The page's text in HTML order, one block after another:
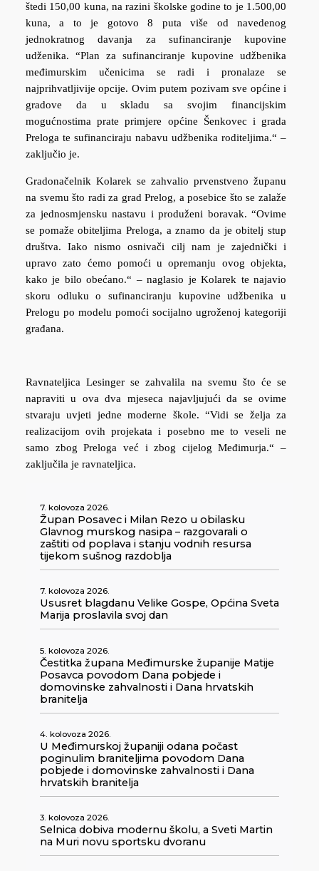
štedi 150,00 kuna, na razini školske godine to je 1.500,00
kuna, a to je gotovo 8 puta više od navedenog
jednokratnog davanja za sufinanciranje kupovine
udženika. “Plan za sufinanciranje kupovine udžbenika
međimurskim učenicima se radi i pronalaze se
najprihvatljivije opcije. Ovim putem pozivam sve općine i
gradove da u skladu sa svojim financijskim
mogućnostima prate primjere općine Šenkovec i grada
Preloga te sufinanciraju nabavu udžbenika roditeljima.“ –
zaključio je.
Gradonačelnik Kolarek se zahvalio prvenstveno županu
na svemu što radi za grad Prelog, a posebice što se zalaže
za jednosmjensku nastavu i produženi boravak. “Ovime
se pomaže obiteljima Preloga, a znamo da je obitelj stup
društva. Iako nismo osnivači cilj nam je zajednički i
upravo zato ćemo pomoći u opremanju ovog objekta,
kako je bilo obećano.“ – naglasio je Kolarek te najavio
skoru odluku o sufinanciranju kupovine udžbenika u
Prelogu po modelu pomoći socijalno ugroženoj kategoriji
građana.
Ravnateljica Lesinger se zahvalila na svemu što će se
napraviti u ova dva mjeseca najavljujući da se ovime
stvaraju uvjeti jedne moderne škole. “Vidi se želja za
realizacijom ovih projekata i posebno me to veseli ne
samo zbog Preloga već i zbog cijelog Međimurja.“ –
zaključila je ravnateljica.
7. kolovoza 2026.
Župan Posavec i Milan Rezo u obilasku
Glavnog murskog nasipa – razgovarali o
zaštiti od poplava i stanju vodnih resursa
tijekom sušnog razdoblja
7. kolovoza 2026.
Ususret blagdanu Velike Gospe, Općina Sveta
Marija proslavila svoj dan
5. kolovoza 2026.
Čestitka župana Međimurske županije Matije
Posavca povodom Dana pobjede i
domovinske zahvalnosti i Dana hrvatskih
branitelja
4. kolovoza 2026.
U Međimurskoj županiji odana počast
poginulim braniteljima povodom Dana
pobjede i domovinske zahvalnosti i Dana
hrvatskih branitelja
3. kolovoza 2026.
Selnica dobiva modernu školu, a Sveti Martin
na Muri novu sportsku dvoranu